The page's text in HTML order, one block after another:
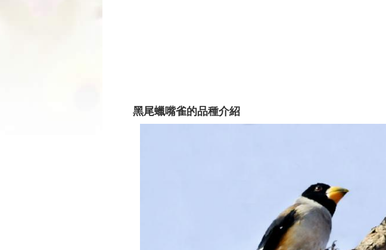
黑尾蠟嘴雀的品種介紹